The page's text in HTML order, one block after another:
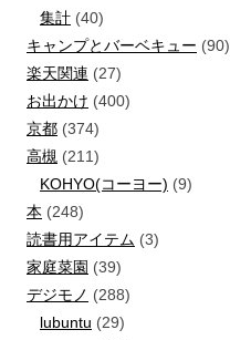
集計 (40)
キャンプとバーベキュー (90)
楽天関連 (27)
お出かけ (400)
京都 (374)
高槻 (211)
KOHYO(コーヨー) (9)
本 (248)
読書用アイテム (3)
家庭菜園 (39)
デジモノ (288)
lubuntu (29)